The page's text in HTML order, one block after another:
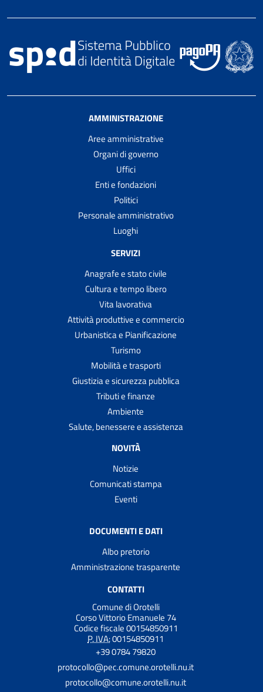
AMMINISTRAZIONE
Aree amministrative
Organi di governo
Uffici
Enti e fondazioni
Politici
Personale amministrativo
Luoghi
SERVIZI
Anagrafe e stato civile
Cultura e tempo libero
Vita lavorativa
Attività produttive e commercio
Urbanistica e Pianificazione
Turismo
Mobilità e trasporti
Giustizia e sicurezza pubblica
Tributi e finanze
Ambiente
Salute, benessere e assistenza
NOVITÀ
Notizie
Comunicati stampa
Eventi
DOCUMENTI E DATI
Albo pretorio
Amministrazione trasparente
CONTATTI
Comune di Orotelli
Corso Vittorio Emanuele 74
Codice fiscale 00154850911
P. IVA:00154850911
+39 0784 79820
protocollo@pec.comune.orotelli.nu.it
protocollo@comune.orotelli.nu.it